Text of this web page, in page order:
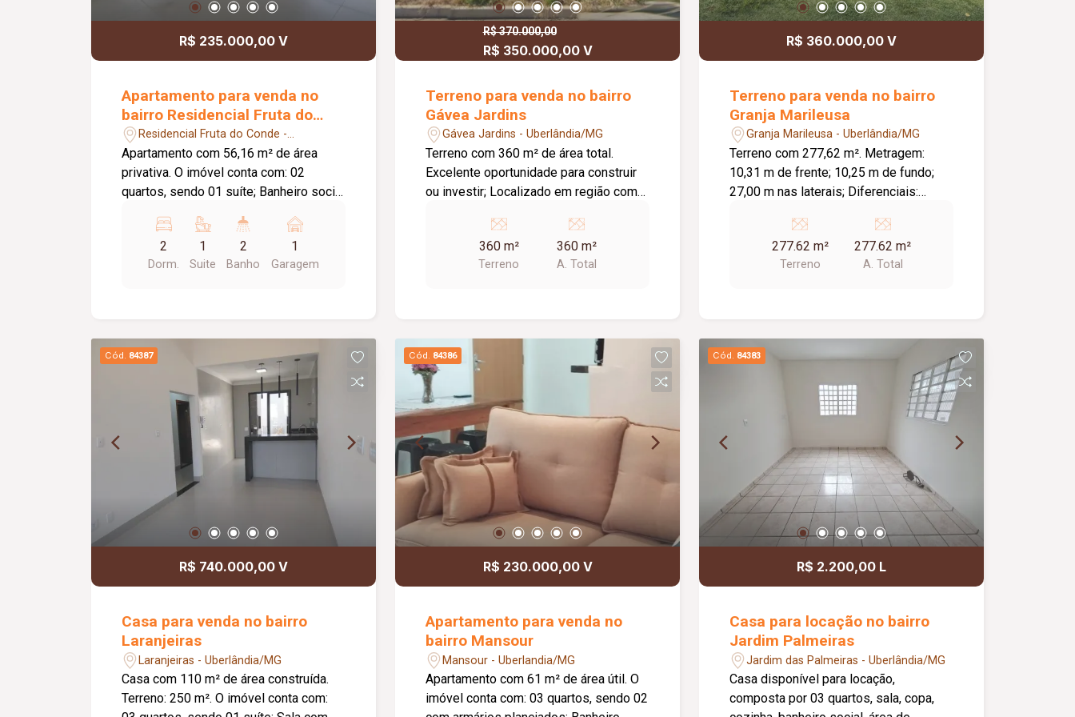
R$ 235.000,00 V
Apartamento para venda no
bairro Residencial Fruta do
Conde
Residencial Fruta do Conde -
Uberlândia/MG
Apartamento com 56,16 m² de área
privativa. O imóvel conta com: 02
quartos, sendo 01 suíte; Banheiro social
painel planejado; Sala de jantar
integrada; Cozinha com armários;
Lavanderia; Sacada com pia em granito;
gourmet com churrasqueira; Espaço
kids; Minimercado; Sistema de
2
Dorm.
1
Suite
2
Banho
1
Garagem
R$ 370.000,00
R$ 350.000,00 V
Terreno para venda no bairro
Gávea Jardins
Gávea Jardins - Uberlândia/MG
Terreno com 360 m² de área total.
Excelente oportunidade para construir
ou investir; Localizado em região com
opção para projetos residenciais.
360 m²
Terreno
360 m²
A. Total
R$ 360.000,00 V
Terreno para venda no bairro
Granja Marileusa
Granja Marileusa - Uberlândia/MG
Terreno com 277,62 m². Metragem:
10,31 m de frente; 10,25 m de fundo;
27,00 m nas laterais; Diferenciais:
condomínio; Topografia excelente para
construção; Condomínio com ampla
área verde e infraestrutura completa de
Quiosques; Salão de festas; Sala de
ginástica; Vestiários; Piscinas adulto e
infantil; Deck seco e molhado;
Playground; Bicicletário; Pátio de
serviços; Estacionamento.
277.62 m²
Terreno
277.62 m²
A. Total
Cód. 84387
R$ 740.000,00 V
Casa para venda no bairro
Laranjeiras
Laranjeiras - Uberlândia/MG
Casa com 110 m² de área construída.
Terreno: 250 m². O imóvel conta com:
Cód. 84386
R$ 230.000,00 V
Apartamento para venda no
bairro Mansour
Mansour - Uberlandia/MG
Apartamento com 61 m² de área útil. O
imóvel conta com: 03 quartos, sendo 02
Cód. 84383
R$ 2.200,00 L
Casa para locação no bairro
Jardim Palmeiras
Jardim das Palmeiras - Uberlândia/MG
Casa disponível para locação,
composta por 03 quartos, sala, copa,